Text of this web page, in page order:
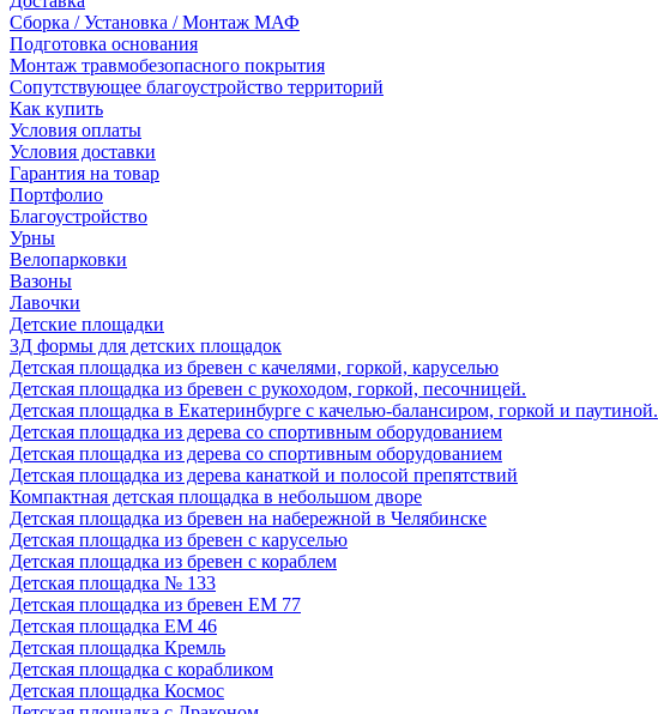
Сборка / Установка / Монтаж МАФ
Подготовка основания
Монтаж травмобезопасного покрытия
Сопутствующее благоустройство территорий
Как купить
Условия оплаты
Условия доставки
Гарантия на товар
Портфолио
Благоустройство
Урны
Велопарковки
Вазоны
Лавочки
Детские площадки
3Д формы для детских площадок
Детская площадка из бревен с качелями, горкой, каруселью
Детская площадка из бревен с рукоходом, горкой, песочницей.
Детская площадка в Екатеринбурге с качелью-балансиром, горкой и паутиной.
Детская площадка из дерева со спортивным оборудованием
Детская площадка из дерева со спортивным оборудованием
Детская площадка из дерева канаткой и полосой препятствий
Компактная детская площадка в небольшом дворе
Детская площадка из бревен на набережной в Челябинске
Детская площадка из бревен с каруселью
Детская площадка из бревен с кораблем
Детская площадка № 133
Детская площадка из бревен ЕМ 77
Детская площадка ЕМ 46
Детская площадка Кремль
Детская площадка с корабликом
Детская площадка Космос